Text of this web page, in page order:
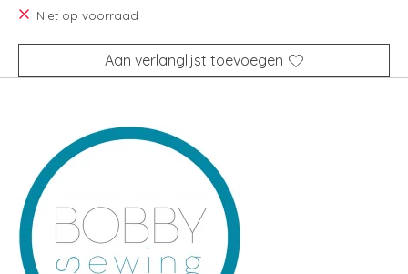
Niet op voorraad
Aan verlanglijst toevoegen